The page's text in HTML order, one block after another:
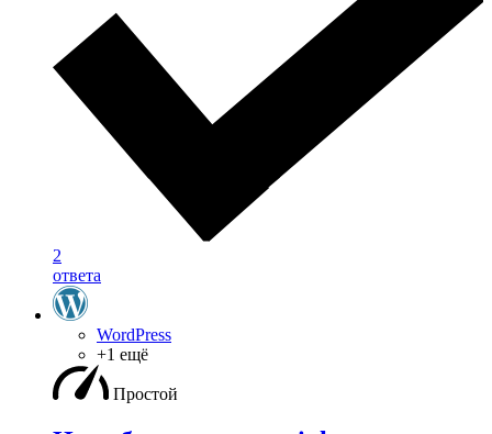
2
ответа
WordPress
+1 ещё
Простой